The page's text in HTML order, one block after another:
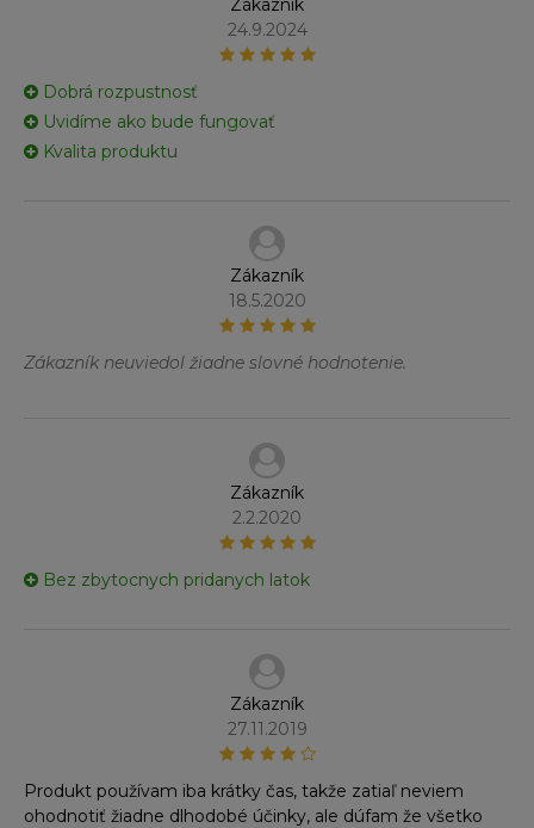
Zákazník
24.9.2024
Dobrá rozpustnosť
Uvidíme ako bude fungovať
Kvalita produktu
Zákazník
18.5.2020
Zákazník neuviedol žiadne slovné hodnotenie.
Zákazník
2.2.2020
Bez zbytocnych pridanych latok
Zákazník
27.11.2019
Produkt používam iba krátky čas, takže zatiaľ neviem
ohodnotiť žiadne dlhodobé účinky, ale dúfam že všetko